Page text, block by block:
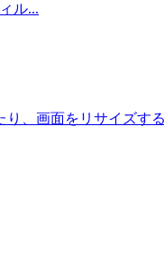
ル...
、画面をリサイズす